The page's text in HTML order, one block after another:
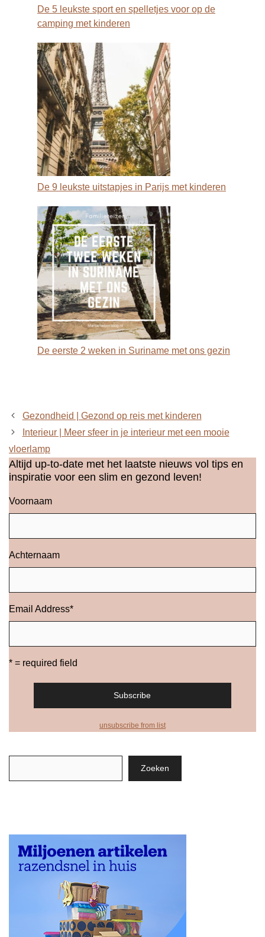
De 5 leukste sport en spelletjes voor op de
camping met kinderen
De 9 leukste uitstapjes in Parijs met kinderen
De eerste 2 weken in Suriname met ons gezin
Gezondheid | Gezond op reis met kinderen
Interieur | Meer sfeer in je interieur met een mooie
vloerlamp
Altijd up-to-date met het laatste nieuws vol tips en
inspiratie voor een slim en gezond leven!
Voornaam
Achternaam
Email Address*
* = required field
unsubscribe from list
Zoeken